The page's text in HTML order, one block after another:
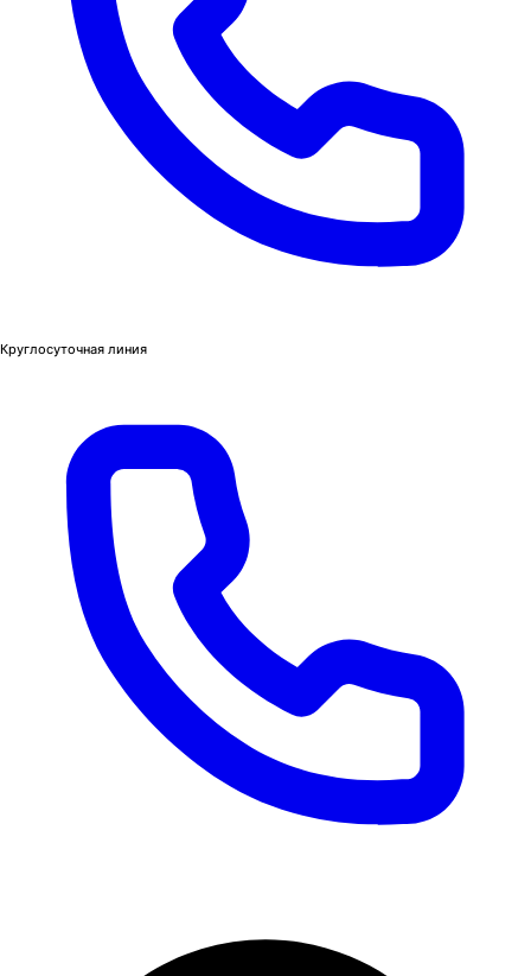
Круглосуточная линия